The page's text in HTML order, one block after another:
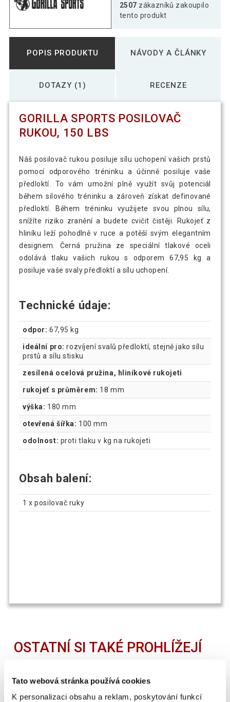
Tato webová stránka používá cookies
K personalizaci obsahu a reklam, poskytování funkcí
2507 zákazníků zakoupilo
tento produkt
POPIS PRODUKTU NÁVODY A ČLÁNKY
DOTAZY (1) RECENZE
GORILLA SPORTS POSILOVAČ
RUKOU, 150 LBS
Náš posilovač rukou posiluje sílu uchopení vašich prstů
pomocí odporového tréninku a účinně posiluje vaše
předloktí. To vám umožní plně využít svůj potenciál
během silového tréninku a zároveň získat definované
předloktí. Během tréninku využijete svou plnou sílu,
snížíte riziko zranění a budete cvičit čistěji. Rukojeť z
hliníku leží pohodlně v ruce a potěší svým elegantním
designem. Černá pružina ze speciální tlakové oceli
odolává tlaku vašich rukou s odporem 67,95 kg a
posiluje vaše svaly předloktí a sílu uchopení.
Technické údaje:
odpor: 67,95 kg
ideální pro: rozvíjení svalů předloktí, stejně jako sílu
prstů a sílu stisku
zesílená ocelová pružina, hliníkové rukojeti
rukojeť s průměrem: 18 mm
výška: 180 mm
otevřená šířka: 100 mm
odolnost: proti tlaku v kg na rukojeti
Obsah balení:
1 x posilovač ruky
OSTATNÍ SI TAKÉ PROHLÍŽEJÍ